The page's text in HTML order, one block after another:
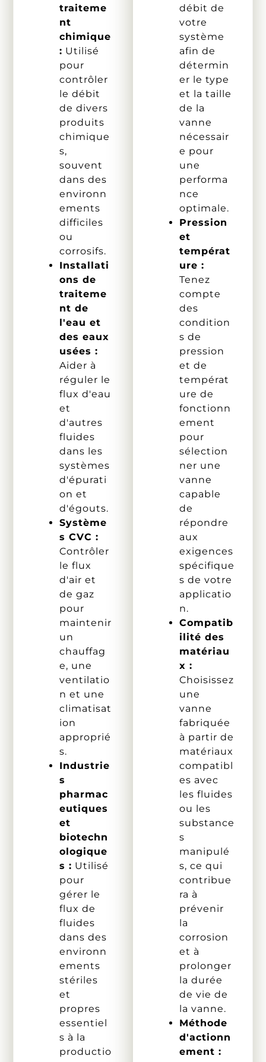
traiteme
nt
chimique
: Utilisé
pour
contrôler
le débit
de divers
produits
chimique
s,
souvent
dans des
environn
ements
difficiles
ou
corrosifs.
Installati
ons de
traiteme
nt de
l'eau et
des eaux
usées :
Aider à
réguler le
flux d'eau
et
d'autres
fluides
dans les
systèmes
d'épurati
on et
d'égouts.
Système
s CVC :
Contrôler
le flux
d'air et
de gaz
pour
maintenir
un
chauffag
e, une
ventilatio
n et une
climatisat
ion
approprié
s.
Industrie
s
pharmac
eutiques
et
biotechn
ologique
s : Utilisé
pour
gérer le
flux de
fluides
dans des
environn
ements
stériles
et
propres
essentiel
s à la
productio
débit de
votre
système
afin de
détermin
er le type
et la taille
de la
vanne
nécessair
e pour
une
performa
nce
optimale.
Pression
et
températ
ure :
Tenez
compte
des
condition
s de
pression
et de
températ
ure de
fonctionn
ement
pour
sélection
ner une
vanne
capable
de
répondre
aux
exigences
spécifique
s de votre
applicatio
n.
Compatib
ilité des
matériau
x :
Choisissez
une
vanne
fabriquée
à partir de
matériaux
compatibl
es avec
les fluides
ou les
substance
s
manipulé
s, ce qui
contribue
ra à
prévenir
la
corrosion
et à
prolonger
la durée
de vie de
la vanne.
Méthode
d'actionn
ement :